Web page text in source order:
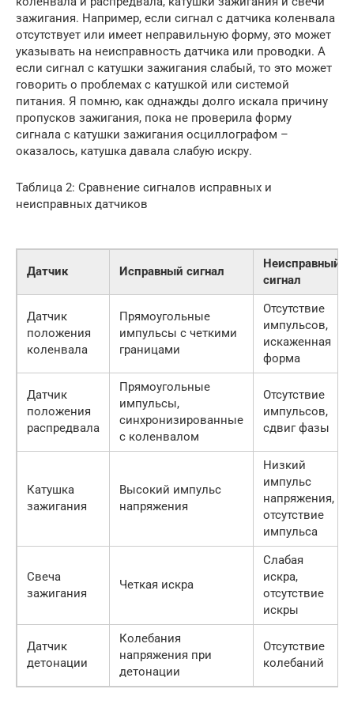
зажигания. Например, если сигнал с датчика коленвала
отсутствует или имеет неправильную форму, это может
указывать на неисправность датчика или проводки. А
если сигнал с катушки зажигания слабый, то это может
говорить о проблемах с катушкой или системой
питания. Я помню, как однажды долго искала причину
пропусков зажигания, пока не проверила форму
сигнала с катушки зажигания осциллографом –
оказалось, катушка давала слабую искру.
Таблица 2: Сравнение сигналов исправных и
неисправных датчиков
Датчик Исправный сигнал
Неисправный
сигнал
Датчик
положения
коленвала
Прямоугольные
импульсы с четкими
границами
Отсутствие
импульсов,
искаженная
форма
Датчик
положения
распредвала
Прямоугольные
импульсы,
синхронизированные
с коленвалом
Отсутствие
импульсов,
сдвиг фазы
Катушка
зажигания
Высокий импульс
напряжения
Низкий
импульс
напряжения,
отсутствие
импульса
Свеча
зажигания
Четкая искра
Слабая
искра,
отсутствие
искры
Датчик
детонации
Колебания
напряжения при
детонации
Отсутствие
колебаний